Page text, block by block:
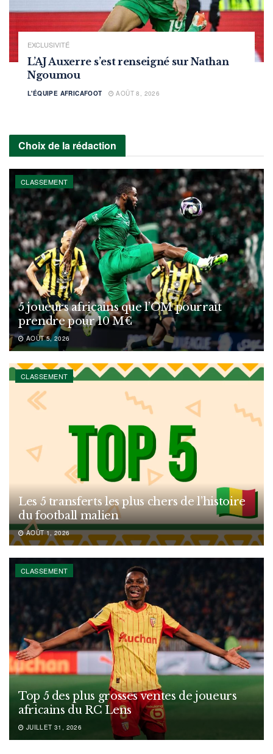
EXCLUSIVITÉ
L’AJ Auxerre s’est renseigné sur Nathan
Ngoumou
L'ÉQUIPE AFRICAFOOT AOÛT 8, 2026
Choix de la rédaction
CLASSEMENT
5 joueurs africains que l’OM pourrait
prendre pour 10 M€
AOÛT 5, 2026
CLASSEMENT
Les 5 transferts les plus chers de l’histoire
du football malien
AOÛT 1, 2026
CLASSEMENT
Top 5 des plus grosses ventes de joueurs
africains du RC Lens
JUILLET 31, 2026